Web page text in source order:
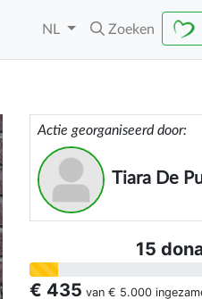
NL Zoeken
Actie georganiseerd door:
Tiara De
15
€ 435 van € 5.000